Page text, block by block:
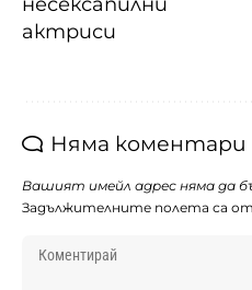
несексапилни
актриси
Няма коментари
Вашият имейл адрес няма да
Задължителните полета са